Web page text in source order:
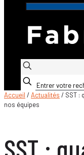
Accueil /Actualités / SST :
nos équipes